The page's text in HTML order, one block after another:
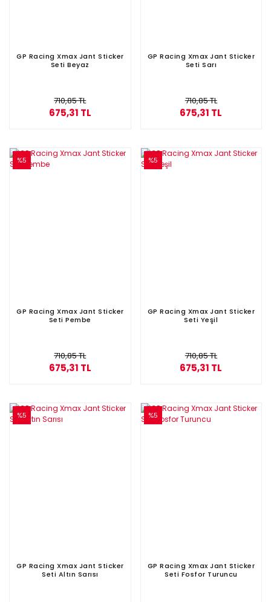
GP Racing Xmax Jant Sticker
Seti Beyaz
710,85 TL
675,31 TL
GP Racing Xmax Jant Sticker
Seti Sarı
710,85 TL
675,31 TL
%5
GP Racing Xmax Jant Sticker
Seti Pembe
710,85 TL
675,31 TL
%5
GP Racing Xmax Jant Sticker
Seti Yeşil
710,85 TL
675,31 TL
%5
GP Racing Xmax Jant Sticker
Seti Altın Sarısı
%5
GP Racing Xmax Jant Sticker
Seti Fosfor Turuncu